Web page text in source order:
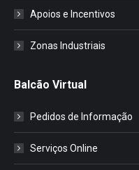
Apoios e Incentivos
Zonas Industriais
Balcão Virtual
Pedidos de Informação
Serviços Online